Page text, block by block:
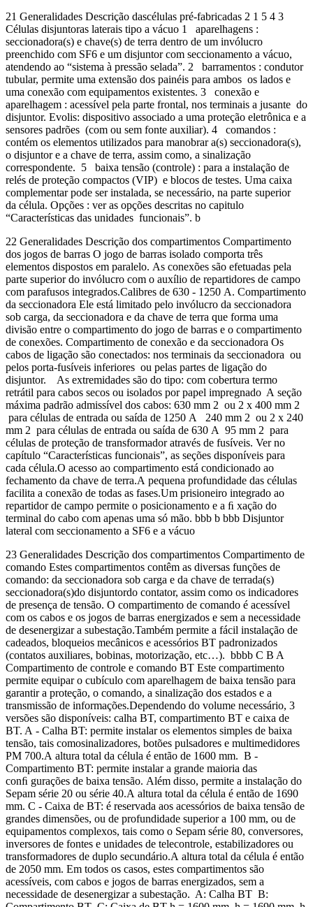
21 Generalidades Descrição dascélulas pré-fabricadas 2 1 5 4 3
Células disjuntoras laterais tipo a vácuo 1 aparelhagens :
seccionadora(s) e chave(s) de terra dentro de um invólucro
preenchido com SF6 e um disjuntor com seccionamento a vácuo,
atendendo ao “sistema à pressão selada”. 2 barramentos : condutor
tubular, permite uma extensão dos painéis para ambos os lados e
uma conexão com equipamentos existentes. 3 conexão e
aparelhagem : acessível pela parte frontal, nos terminais a jusante do
disjuntor. Evolis: dispositivo associado a uma proteção eletrônica e a
sensores padrões (com ou sem fonte auxiliar). 4 comandos :
contém os elementos utilizados para manobrar a(s) seccionadora(s),
o disjuntor e a chave de terra, assim como, a sinalização
correspondente. 5 baixa tensão (controle) : para a instalação de
relés de proteção compactos (VIP) e blocos de testes. Uma caixa
complementar pode ser instalada, se necessário, na parte superior
da célula. Opções : ver as opções descritas no capitulo
“Características das unidades funcionais”. b
22 Generalidades Descrição dos compartimentos Compartimento
dos jogos de barras O jogo de barras isolado comporta três
elementos dispostos em paralelo. As conexões são efetuadas pela
parte superior do invólucro com o auxílio de repartidores de campo
com parafusos integrados.Calibres de 630 - 1250 A. Compartimento
da seccionadora Ele está limitado pelo invólucro da seccionadora
sob carga, da seccionadora e da chave de terra que forma uma
divisão entre o compartimento do jogo de barras e o compartimento
de conexões. Compartimento de conexão e da seccionadora Os
cabos de ligação são conectados: nos terminais da seccionadora ou
pelos porta-fusíveis inferiores ou pelas partes de ligação do
disjuntor. As extremidades são do tipo: com cobertura termo
retrátil para cabos secos ou isolados por papel impregnado A seção
máxima padrão admissível dos cabos: 630 mm 2 ou 2 x 400 mm 2
para células de entrada ou saída de 1250 A 240 mm 2 ou 2 x 240
mm 2 para células de entrada ou saída de 630 A 95 mm 2 para
células de proteção de transformador através de fusíveis. Ver no
capítulo “Características funcionais”, as seções disponíveis para
cada célula.O acesso ao compartimento está condicionado ao
fechamento da chave de terra.A pequena profundidade das células
facilita a conexão de todas as fases.Um prisioneiro integrado ao
repartidor de campo permite o posicionamento e a ﬁ xação do
terminal do cabo com apenas uma só mão. bbb b bbb Disjuntor
lateral com seccionamento a SF6 e a vácuo
23 Generalidades Descrição dos compartimentos Compartimento de
comando Estes compartimentos contêm as diversas funções de
comando: da seccionadora sob carga e da chave de terrada(s)
seccionadora(s)do disjuntordo contator, assim como os indicadores
de presença de tensão. O compartimento de comando é acessível
com os cabos e os jogos de barras energizados e sem a necessidade
de desenergizar a subestação.Também permite a fácil instalação de
cadeados, bloqueios mecânicos e acessórios BT padronizados
(contatos auxiliares, bobinas, motorização, etc…). bbbb C B A
Compartimento de controle e comando BT Este compartimento
permite equipar o cubículo com aparelhagem de baixa tensão para
garantir a proteção, o comando, a sinalização dos estados e a
transmissão de informações.Dependendo do volume necessário, 3
versões são disponíveis: calha BT, compartimento BT e caixa de
BT. A - Calha BT: permite instalar os elementos simples de baixa
tensão, tais comosinalizadores, botões pulsadores e multimedidores
PM 700.A altura total da célula é então de 1600 mm. B -
Compartimento BT: permite instalar a grande maioria das
conﬁ gurações de baixa tensão. Além disso, permite a instalação do
Sepam série 20 ou série 40.A altura total da célula é então de 1690
mm. C - Caixa de BT: é reservada aos acessórios de baixa tensão de
grandes dimensões, ou de profundidade superior a 100 mm, ou de
equipamentos complexos, tais como o Sepam série 80, conversores,
inversores de fontes e unidades de telecontrole, estabilizadores ou
transformadores de duplo secundário.A altura total da célula é então
de 2050 mm. Em todos os casos, estes compartimentos são
acessíveis, com cabos e jogos de barras energizados, sem a
necessidade de desenergizar a subestação. A: Calha BT B: